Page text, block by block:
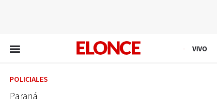
VIVO
POLICIALES
Paraná